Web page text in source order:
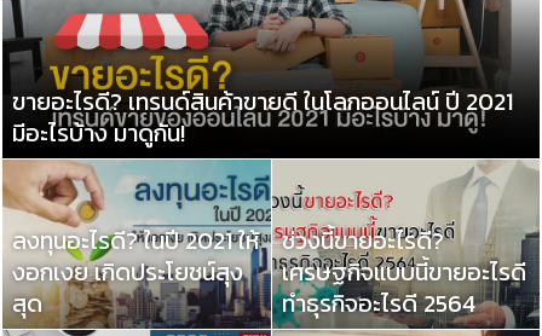
ขายอะไรดี? เทรนด์สินค้าขายดี ในโลกออนไลน์ ปี 2021
มีอะไรบ้าง มาดูกัน!
ลงทุนอะไรดี? ในปี 2021 ให้
งอกเงย เกิดประโยชน์สุง
สุด
ช่วงนี้ขายอะไรดี?
เศรษฐกิจแบบนี้ขายอะไรดี
ทำธุรกิจอะไรดี 2564